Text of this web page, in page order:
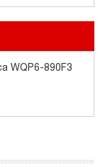
WQP6-890F3